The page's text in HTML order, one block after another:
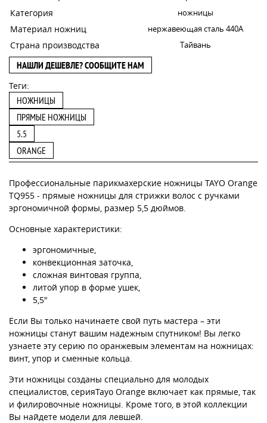
Категория ножницы
Материал ножниц нержавеющая сталь 440A
Страна производства Тайвань
НАШЛИ ДЕШЕВЛЕ? СООБЩИТЕ НАМ
Теги:
НОЖНИЦЫ
ПРЯМЫЕ НОЖНИЦЫ
5.5
ORANGE
Профессиональные парикмахерские ножницы TAYO Orange
TQ955 - прямые ножницы для стрижки волос с ручками
эргономичной формы, размер 5,5 дюймов.
Основные характеристики:
эргономичные,
конвекционная заточка,
сложная винтовая группа,
литой упор в форме ушек,
5,5"
Если Вы только начинаете свой путь мастера – эти
ножницы станут вашим надежным спутником! Вы легко
узнаете эту серию по оранжевым элементам на ножницах:
винт, упор и сменные кольца.
Эти ножницы созданы специально для молодых
специалистов, серияTayo Orange включает как прямые, так
и филировочные ножницы. Кроме того, в этой коллекции
Вы найдете модели для левшей.